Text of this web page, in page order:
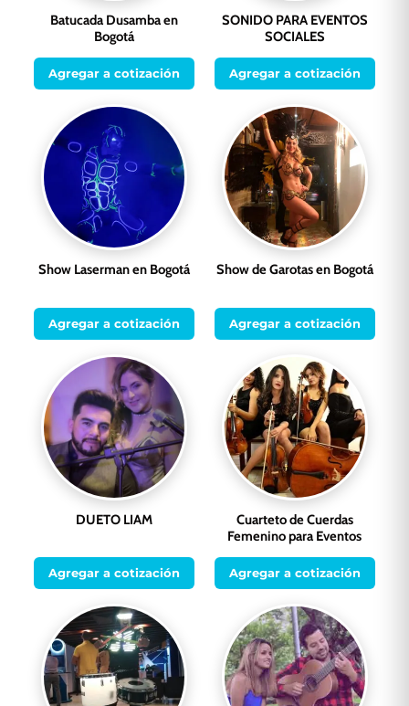
Batucada Dusamba en
Bogotá
Agregar a cotización
SONIDO PARA EVENTOS
SOCIALES
Agregar a cotización
Show Laserman en Bogotá
Agregar a cotización
Show de Garotas en Bogotá
Agregar a cotización
DUETO LIAM
Agregar a cotización
Cuarteto de Cuerdas
Femenino para Eventos
Agregar a cotización